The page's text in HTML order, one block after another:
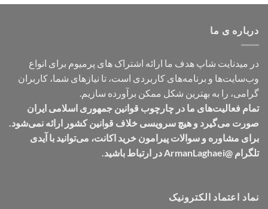
تا
درباره ی ما
در میدنایت شاپ هدف ما ارائه اشتراک های پرمیوم برای انواع
وب‌سایت‌ها و برنامه‌های کاربردی است، تا نیازهای شما، کاربران
گرامی، را به بهترین شکل ممکن برآورده سازیم.
تمام فعالیت‌های ما در چارچوب قوانین جمهوری اسلامی ایران
صورت می‌گیرد و هیچ سرویسی خلاف قوانین کشور ارائه نمی‌شود.
برای مشاوره و سوالات پیرامون خرید اکانت، می‌توانید با آیدی
تلگرام @ArmanLaghaei در ارتباط باشید.
نماد اعتماد الکترونیک